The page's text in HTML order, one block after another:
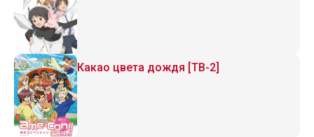
Какао цвета дождя [ТВ-2]